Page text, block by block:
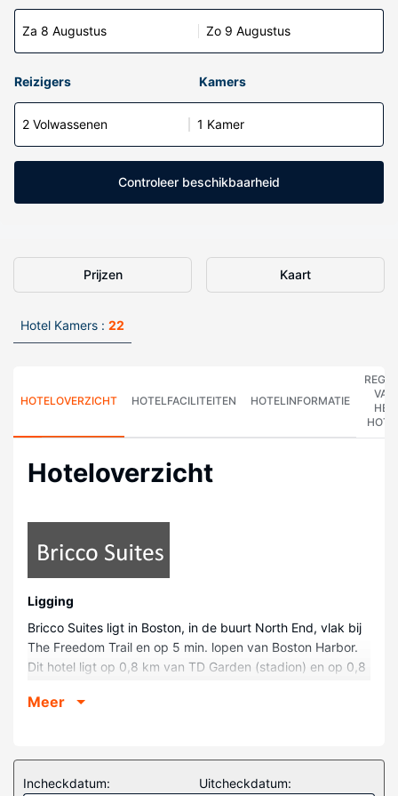
Za 8 Augustus Zo 9 Augustus
Reizigers Kamers
2 Volwassenen 1 Kamer
Controleer beschikbaarheid
Prijzen Kaart
Hotel Kamers : 22
HOTELOVERZICHT HOTELFACILITEITEN HOTELINFORMATIE
VAN
HET
Hoteloverzicht
Ligging
Bricco Suites ligt in Boston, in de buurt North End, vlak bij
The Freedom Trail en op 5 min. lopen van Boston Harbor.
Dit hotel ligt op 0,8 km van TD Garden (stadion) en op 0,8
Kamers
kamers met een minibar. Er is gratis wifi op de kamer als je
op het internet wilt surfen. Badkamers beschikken over
Meer
Incheckdatum: Uitcheckdatum: